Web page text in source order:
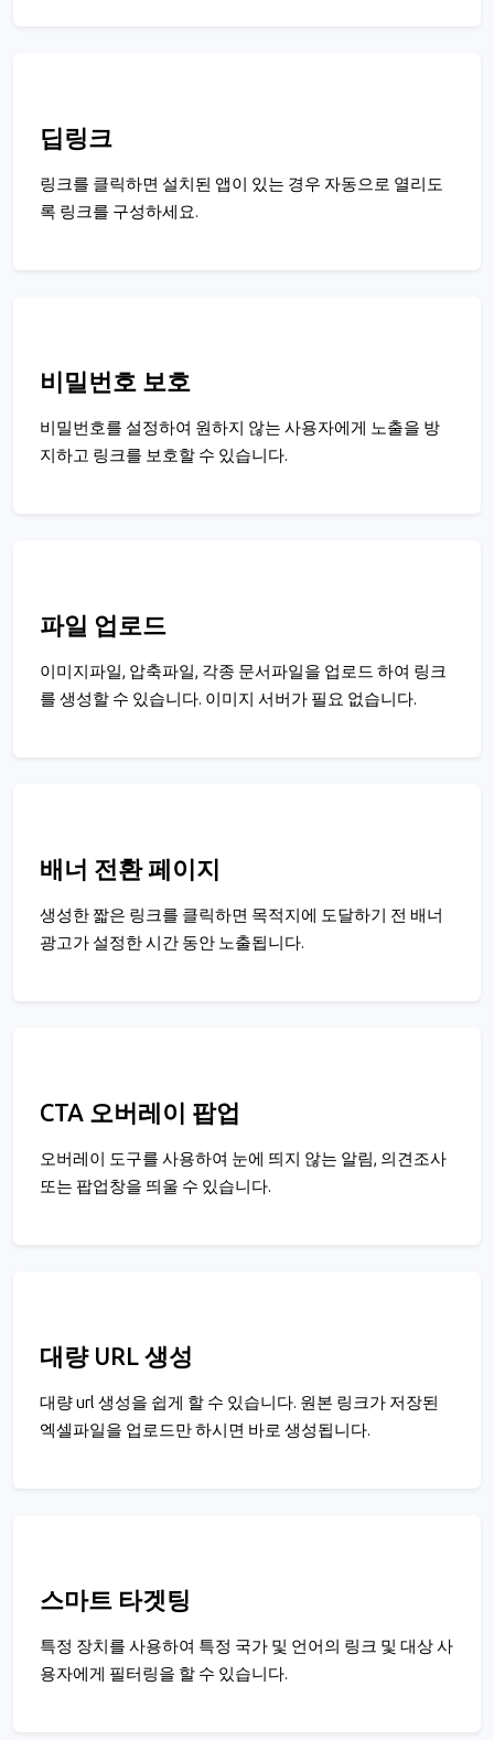
딥링크
링크를 클릭하면 설치된 앱이 있는 경우 자동으로 열리도
록 링크를 구성하세요.
비밀번호 보호
비밀번호를 설정하여 원하지 않는 사용자에게 노출을 방
지하고 링크를 보호할 수 있습니다.
파일 업로드
이미지파일, 압축파일, 각종 문서파일을 업로드 하여 링크
를 생성할 수 있습니다. 이미지 서버가 필요 없습니다.
배너 전환 페이지
생성한 짧은 링크를 클릭하면 목적지에 도달하기 전 배너
광고가 설정한 시간 동안 노출됩니다.
CTA 오버레이 팝업
오버레이 도구를 사용하여 눈에 띄지 않는 알림, 의견조사
또는 팝업창을 띄울 수 있습니다.
대량 URL 생성
대량 url 생성을 쉽게 할 수 있습니다. 원본 링크가 저장된
엑셀파일을 업로드만 하시면 바로 생성됩니다.
스마트 타겟팅
특정 장치를 사용하여 특정 국가 및 언어의 링크 및 대상 사
용자에게 필터링을 할 수 있습니다.